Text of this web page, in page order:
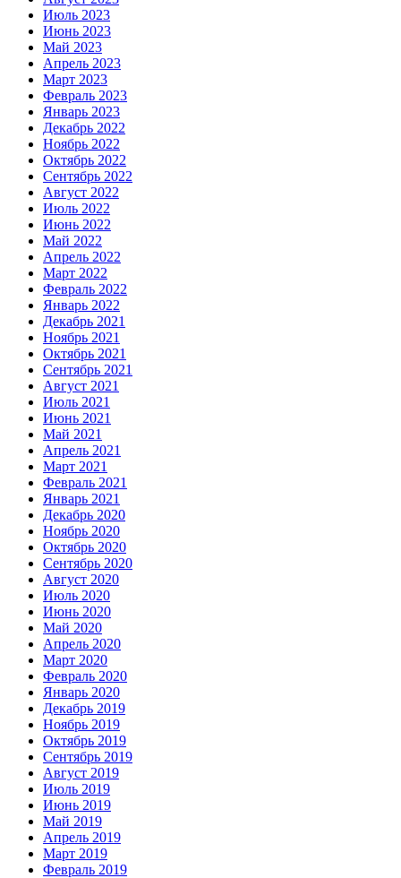
Июль 2023
Июнь 2023
Май 2023
Апрель 2023
Март 2023
Февраль 2023
Январь 2023
Декабрь 2022
Ноябрь 2022
Октябрь 2022
Сентябрь 2022
Август 2022
Июль 2022
Июнь 2022
Май 2022
Апрель 2022
Март 2022
Февраль 2022
Январь 2022
Декабрь 2021
Ноябрь 2021
Октябрь 2021
Сентябрь 2021
Август 2021
Июль 2021
Июнь 2021
Май 2021
Апрель 2021
Март 2021
Февраль 2021
Январь 2021
Декабрь 2020
Ноябрь 2020
Октябрь 2020
Сентябрь 2020
Август 2020
Июль 2020
Июнь 2020
Май 2020
Апрель 2020
Март 2020
Февраль 2020
Январь 2020
Декабрь 2019
Ноябрь 2019
Октябрь 2019
Сентябрь 2019
Август 2019
Июль 2019
Июнь 2019
Май 2019
Апрель 2019
Март 2019
Февраль 2019